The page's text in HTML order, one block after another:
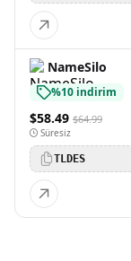
NameSilo
%10 indirim
$58.49 $64.99
Süresiz
TLDES